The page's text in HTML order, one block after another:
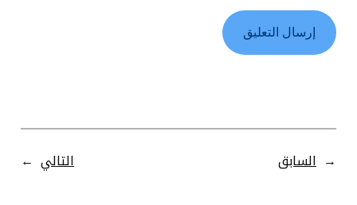
← السابق التالي →